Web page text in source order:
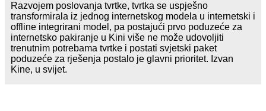
Razvojem poslovanja tvrtke, tvrtka se uspješno
transformirala iz jednog internetskog modela u internetski i
offline integrirani model, pa postajući prvo poduzeće za
internetsko pakiranje u Kini više ne može udovoljiti
trenutnim potrebama tvrtke i postati svjetski paket
poduzeće za rješenja postalo je glavni prioritet. Izvan
Kine, u svijet.